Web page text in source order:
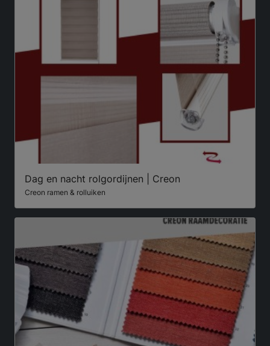
Dag en nacht rolgordijnen | Creon
Creon ramen & rolluiken